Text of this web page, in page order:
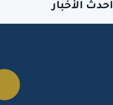
أحدث الأخبار